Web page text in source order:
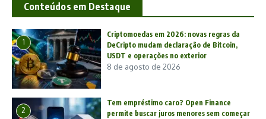
Conteúdos em Destaque
1
Criptomoedas em 2026: novas regras da
DeCripto mudam declaração de Bitcoin,
USDT e operações no exterior
8 de agosto de 2026
2
Tem empréstimo caro? Open Finance
permite buscar juros menores sem começar